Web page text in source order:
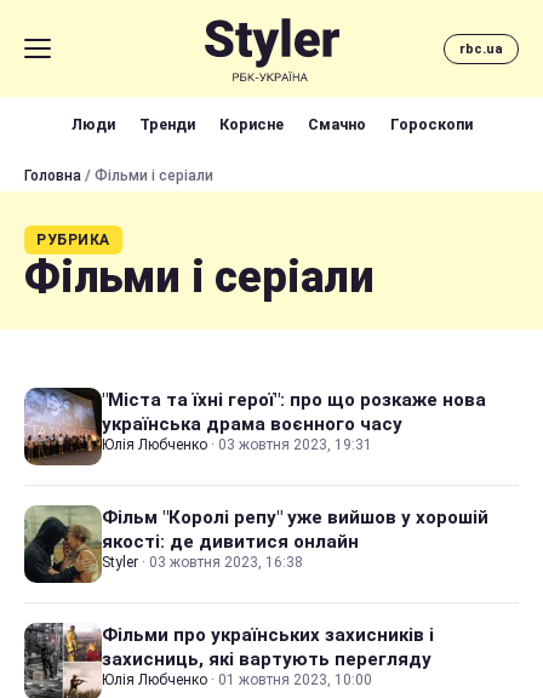
rbc.ua
Люди Тренди Корисне Смачно Гороскопи
Головна / Фільми і серіали
РУБРИКА
Фільми і серіали
"Міста та їхні герої": про що розкаже нова
українська драма воєнного часу
Юлія Любченко · 03 жовтня 2023, 19:31
Фільм "Королі репу" уже вийшов у хорошій
якості: де дивитися онлайн
Styler · 03 жовтня 2023, 16:38
Фільми про українських захисників і
захисниць, які вартують перегляду
Юлія Любченко · 01 жовтня 2023, 10:00